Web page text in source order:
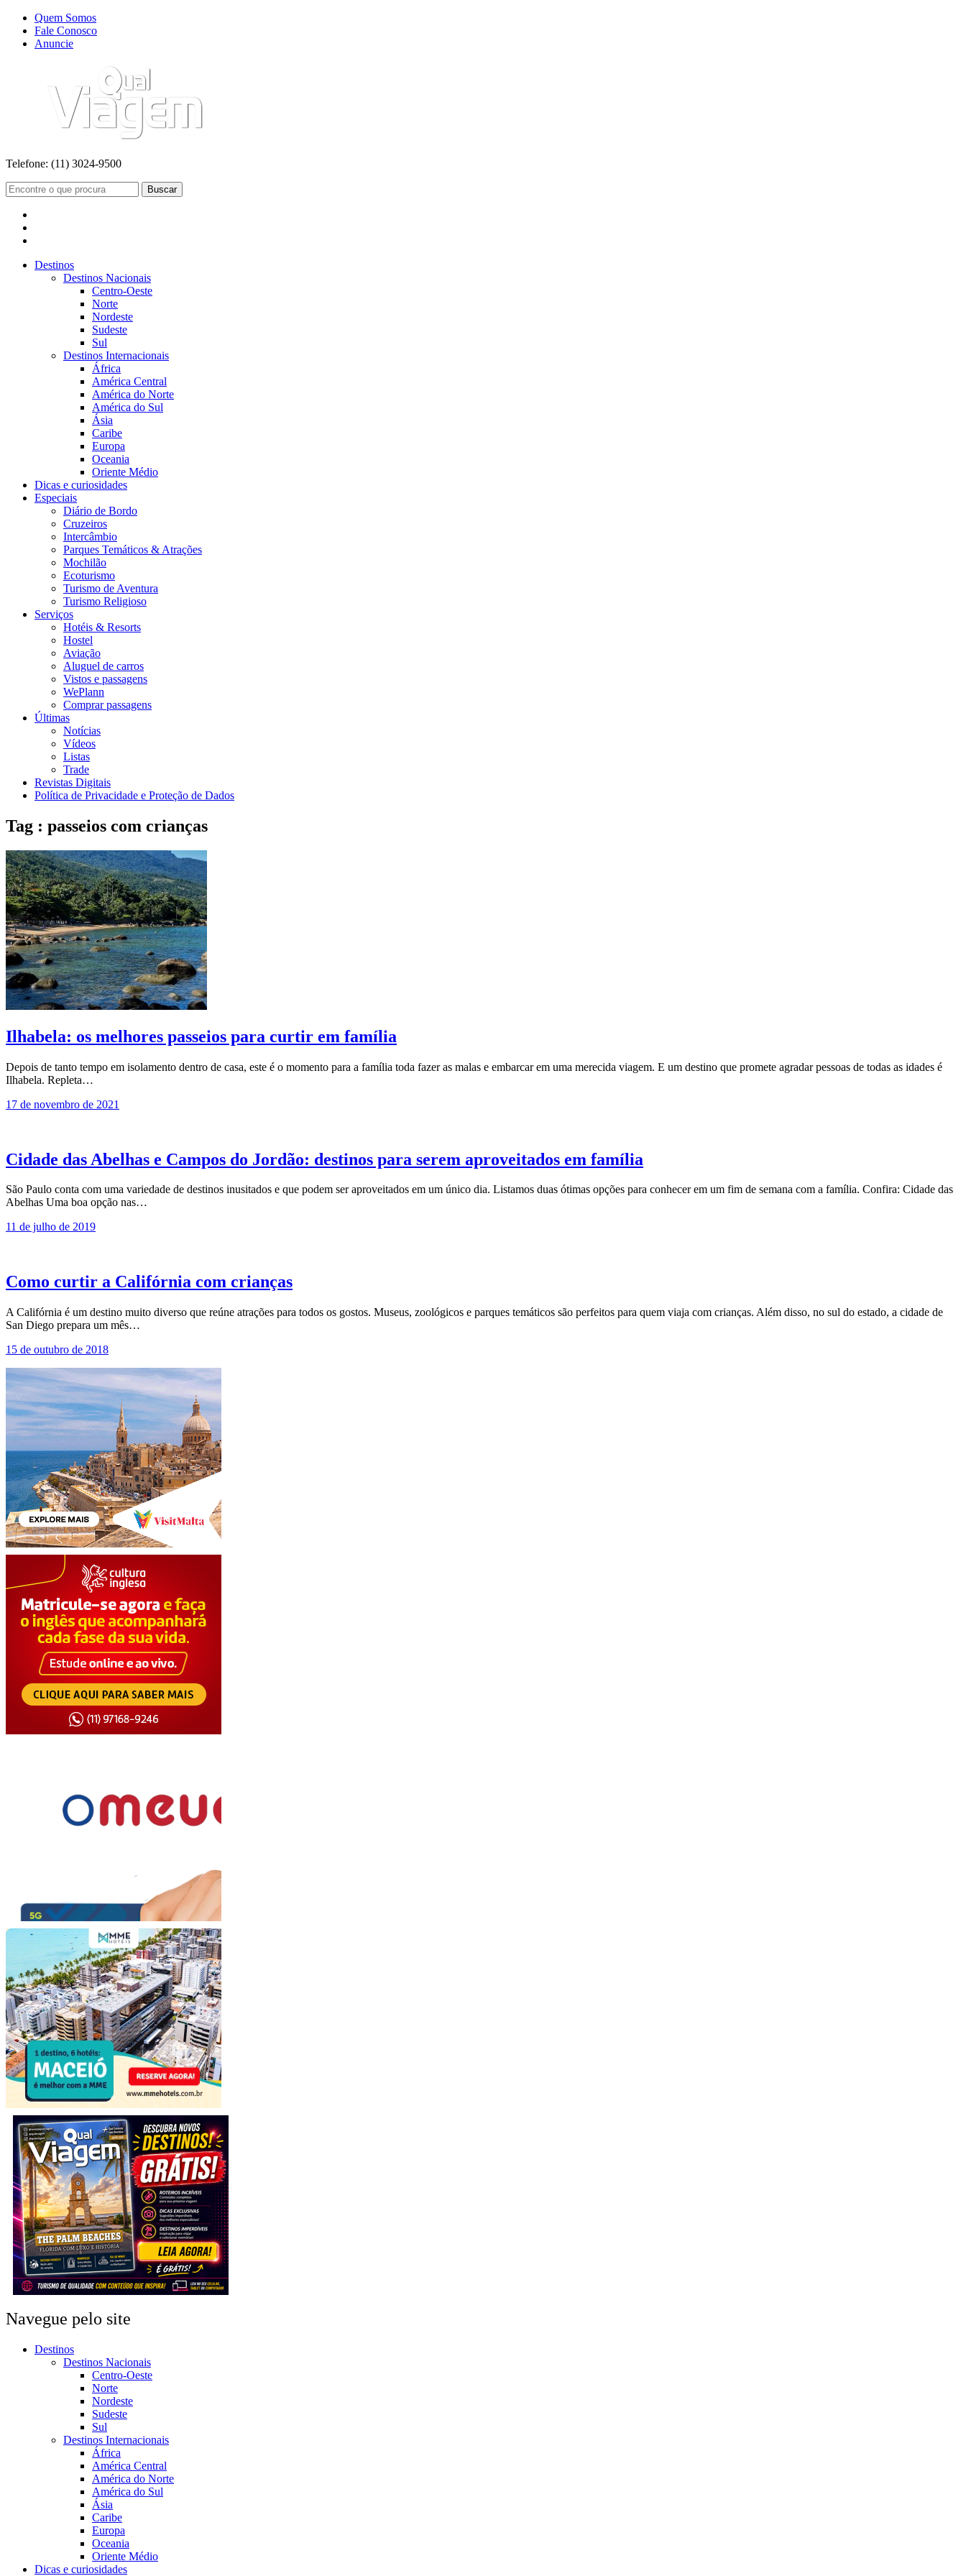
Quem Somos
Fale Conosco
Anuncie
Telefone: (11) 3024-9500
Buscar
Destinos
Destinos Nacionais
Centro-Oeste
Norte
Nordeste
Sudeste
Sul
Destinos Internacionais
África
América Central
América do Norte
América do Sul
Ásia
Caribe
Europa
Oceania
Oriente Médio
Dicas e curiosidades
Especiais
Diário de Bordo
Cruzeiros
Intercâmbio
Parques Temáticos & Atrações
Mochilão
Ecoturismo
Turismo de Aventura
Turismo Religioso
Serviços
Hotéis & Resorts
Hostel
Aviação
Aluguel de carros
Vistos e passagens
WePlann
Comprar passagens
Últimas
Notícias
Vídeos
Listas
Trade
Revistas Digitais
Política de Privacidade e Proteção de Dados
Tag : passeios com crianças
Ilhabela: os melhores passeios para curtir em família
Depois de tanto tempo em isolamento dentro de casa, este é o momento para a família toda fazer as malas e embarcar em uma merecida viagem. E um destino que promete agradar pessoas de todas as idades é
Ilhabela. Repleta…
17 de novembro de 2021
Cidade das Abelhas e Campos do Jordão: destinos para serem aproveitados em família
São Paulo conta com uma variedade de destinos inusitados e que podem ser aproveitados em um único dia. Listamos duas ótimas opções para conhecer em um fim de semana com a família. Confira: Cidade das
Abelhas Uma boa opção nas…
11 de julho de 2019
Como curtir a Califórnia com crianças
A Califórnia é um destino muito diverso que reúne atrações para todos os gostos. Museus, zoológicos e parques temáticos são perfeitos para quem viaja com crianças. Além disso, no sul do estado, a cidade de
San Diego prepara um mês…
15 de outubro de 2018
Navegue pelo site
Destinos
Destinos Nacionais
Centro-Oeste
Norte
Nordeste
Sudeste
Sul
Destinos Internacionais
África
América Central
América do Norte
América do Sul
Ásia
Caribe
Europa
Oceania
Oriente Médio
Dicas e curiosidades